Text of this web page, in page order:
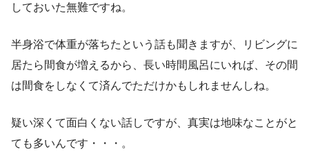
しておいた無難ですね。
半身浴で体重が落ちたという話も聞きますが、リビングに
居たら間食が増えるから、長い時間風呂にいれば、その間
は間食をしなくて済んでただけかもしれませんしね。
疑い深くて面白くない話しですが、真実は地味なことがと
ても多いんです・・・。